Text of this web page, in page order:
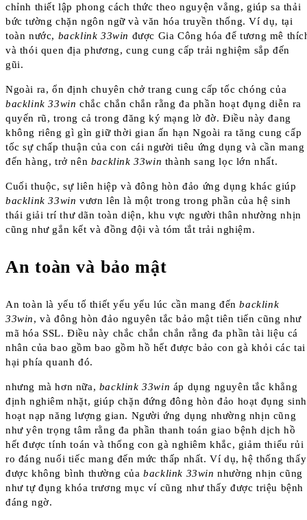
chỉnh thiết lập phong cách thức theo nguyện vẳng, giúp sa thải
bức tường chặn ngôn ngữ và văn hóa truyền thống. Ví dụ, tại
toàn nước, backlink 33win được Gia Công hóa để tương mê
và thói quen địa phương, cung cung cấp trải nghiệm sắp đến
gũi.
Ngoài ra, ổn định chuyên chở trang cung cấp tốc chóng của
backlink 33win chắc chắn chắn rằng đa phần hoạt đụng diễn ra
quyến rũ, trong cả trong đăng ký mạng lờ đờ. Điều này đang
không riêng gì gìn giữ thời gian ấn hạn Ngoài ra tăng cung cấp
tốc sự chấp thuận của con cái người tiêu ứng dụng và cần mang
đến hàng, trở nên backlink 33win thành sang lọc lớn nhất.
Cuối thuộc, sự liên hiệp và đông hòn đảo ứng dụng khác giúp
backlink 33win vươn lên là một trong trong phần của hệ sinh
thái giải trí thư dãn toàn diện, khu vực người thân nhường nhịn
cũng như gắn kết và đồng đội và tóm tắt trải nghiệm.
An toàn và bảo mật
An toàn là yếu tố thiết yếu yếu lúc cần mang đếnbacklink
33win, và đông hòn đảo nguyên tắc bảo mật tiên tiến cũng như
mã hóa SSL. Điều này chắc chắn chắn rằng đa phần tài liệu cá
nhân của bao gồm bao gồm hồ hết được bảo con gà khỏi các tai
hại phía quanh đó.
nhưng mà hơn nữa, backlink 33win áp dụng nguyên tắc khẳng
định nghiêm nhặt, giúp chặn đứng đông hòn đảo hoạt đụng sinh
hoạt nạp năng lượng gian. Người ứng dụng nhường nhịn cũng
như yên trọng tâm rằng đa phần thanh toán giao bệnh dịch hồ
hết được tính toán và thống con gà nghiêm khắc, giảm thiểu rủi
ro đáng nuối tiếc mang đến mức thấp nhất. Ví dụ, hệ thống thấy
được không bình thường củabacklink 33win nhường nhịn cũng
như tự đụng khóa trương mục ví cũng như thấy được triệu bệnh
đáng ngờ.